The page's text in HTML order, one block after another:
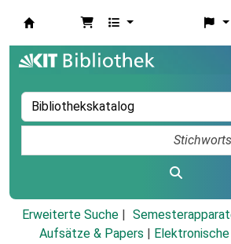
Erweiterte Suche
Aufsätze & Papers